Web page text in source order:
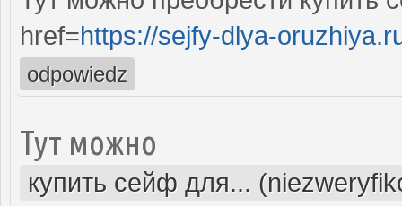
href=https://sejfy-dlya-
odpowiedz
Тут можно
купить сейф для...